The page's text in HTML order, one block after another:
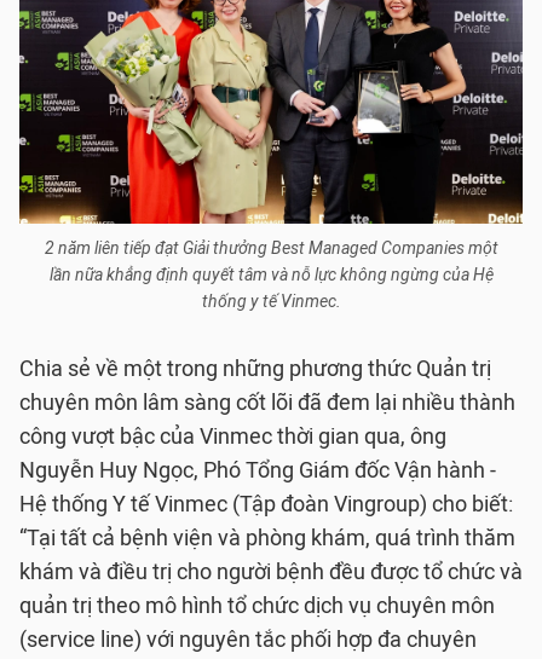
2 năm liên tiếp đạt Giải thưởng Best Managed Companies một
lần nữa khẳng định quyết tâm và nỗ lực không ngừng của Hệ
thống y tế Vinmec.
Chia sẻ về một trong những phương thức Quản trị
chuyên môn lâm sàng cốt lõi đã đem lại nhiều thành
công vượt bậc của Vinmec thời gian qua, ông
Nguyễn Huy Ngọc, Phó Tổng Giám đốc Vận hành -
Hệ thống Y tế Vinmec (Tập đoàn Vingroup) cho biết:
“Tại tất cả bệnh viện và phòng khám, quá trình thăm
khám và điều trị cho người bệnh đều được tổ chức và
quản trị theo mô hình tổ chức dịch vụ chuyên môn
(service line) với nguyên tắc phối hợp đa chuyên